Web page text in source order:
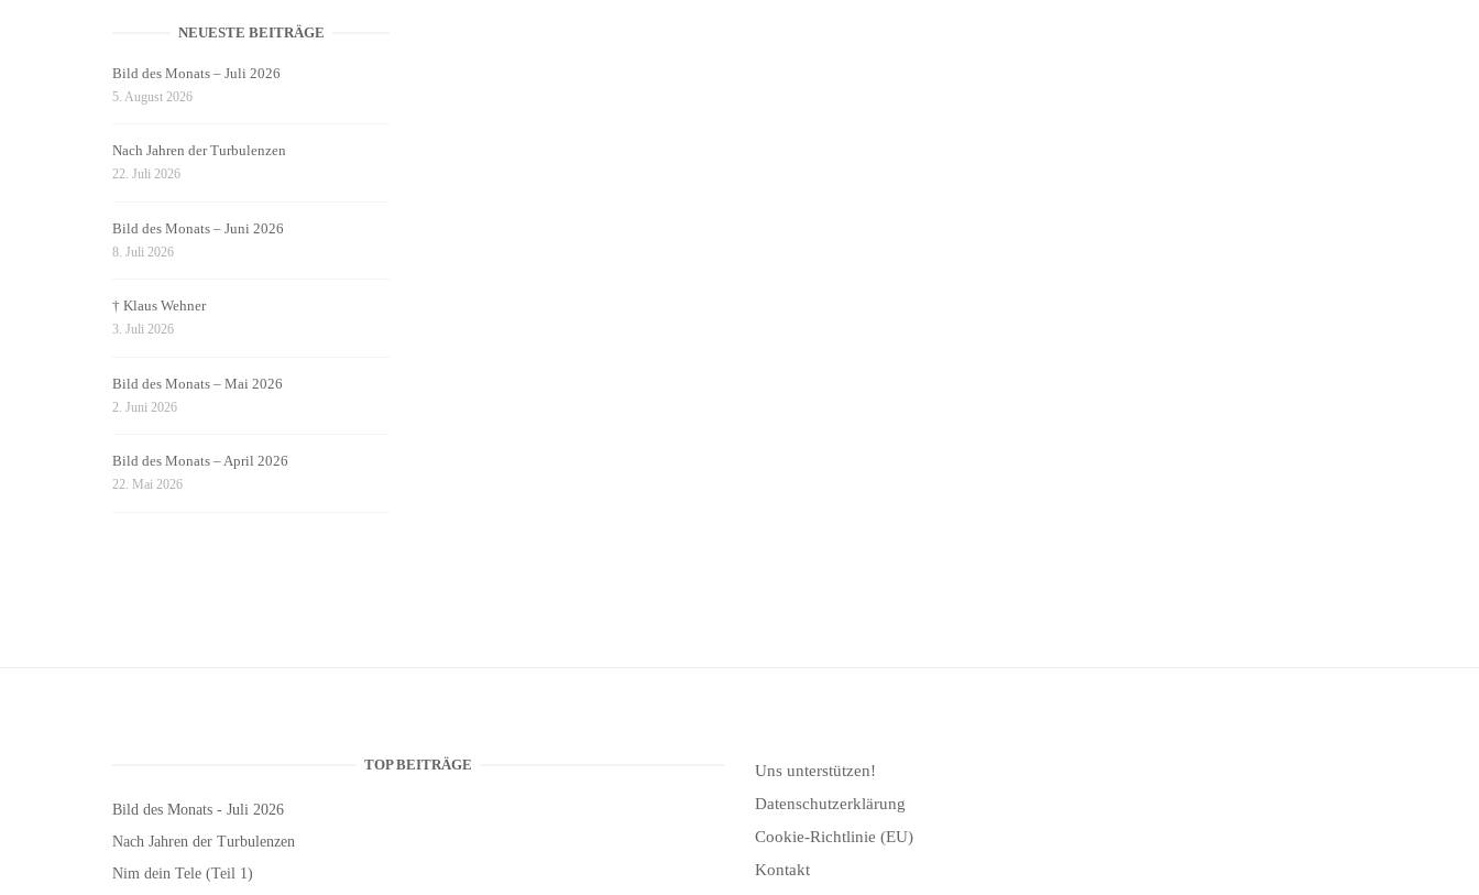
NEUESTE BEITRÄGE
Bild des Monats – Juli 2026
5. August 2026
Nach Jahren der Turbulenzen
22. Juli 2026
Bild des Monats – Juni 2026
8. Juli 2026
† Klaus Wehner
3. Juli 2026
Bild des Monats – Mai 2026
2. Juni 2026
Bild des Monats – April 2026
22. Mai 2026
TOP BEITRÄGE
Bild des Monats - Juli 2026
Nach Jahren der Turbulenzen
Nim dein Tele (Teil 1)
Uns unterstützen!
Datenschutzerklärung
Cookie-Richtlinie (EU)
Kontakt